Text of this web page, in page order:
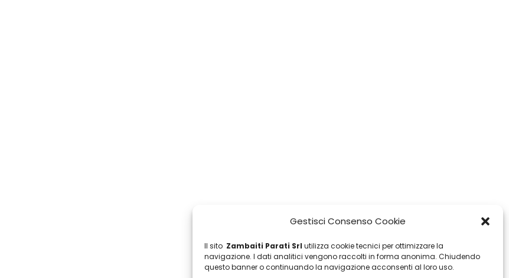
Gestisci Consenso Cookie
Il sito Zambaiti Parati Srl utilizza cookie tecnici per ottimizzare la
navigazione. I dati analitici vengono raccolti in forma anonima. Chiudendo
questo banner o continuando la navigazione acconsenti al loro uso.